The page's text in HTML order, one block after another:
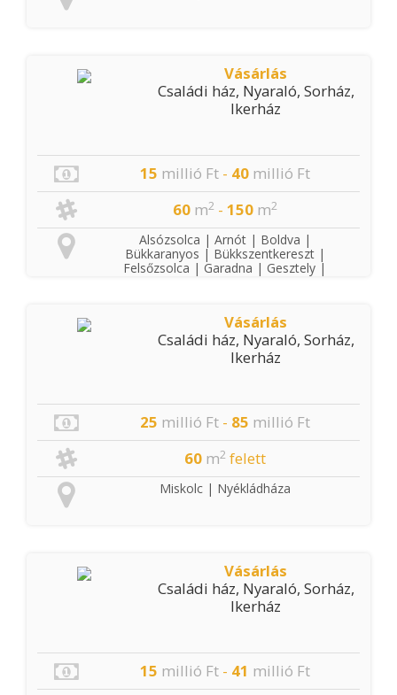
Vásárlás
Családi ház, Nyaraló, Sorház,
Ikerház
15 millió Ft- 40 millió Ft
60 m2 - 150 m2
Alsózsolca | Arnót | Boldva |
Bükkaranyos | Bükkszentkereszt |
Felsőzsolca | Garadna | Gesztely |
Hernádkak | Kisgyőr | Kistokaj | Kondó
| Sajóecseg | Sajókápolna |
Sajókeresztúr | Sajólád | Sajólászlófalva
| Sajópálfala | Sajópetri | Sajósenye |
Sajószentpéter | Sajóvámos |
Vásárlás
Családi ház, Nyaraló, Sorház,
Ikerház
25 millió Ft- 85 millió Ft
60 m2 felett
Miskolc | Nyékládháza
Vásárlás
Családi ház, Nyaraló, Sorház,
Ikerház
15 millió Ft- 41 millió Ft